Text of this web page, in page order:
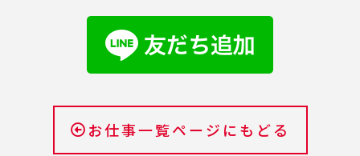
お仕事一覧ページにもどる